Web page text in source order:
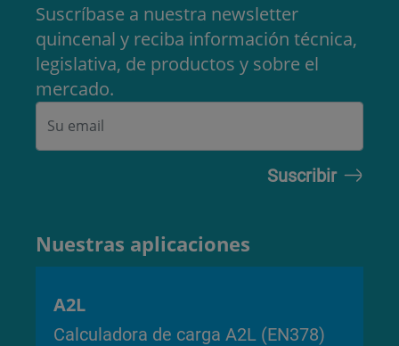
Suscríbase a nuestra newsletter
quincenal y reciba información técnica,
legislativa, de productos y sobre el
mercado.
Nuestras aplicaciones
A2L
Calculadora de carga A2L (EN378)